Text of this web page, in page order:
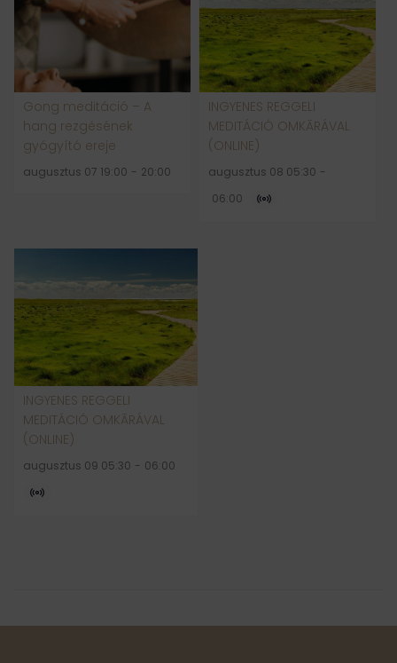
Gong meditáció – A
hang rezgésének
gyógyító ereje
augusztus 07 19:00 - 20:00
INGYENES REGGELI
MEDITÁCIÓ OMKĀRÁVAL
(ONLINE)
augusztus 08 05:30 -
06:00
INGYENES REGGELI
MEDITÁCIÓ OMKĀRÁVAL
(ONLINE)
augusztus 09 05:30 - 06:00